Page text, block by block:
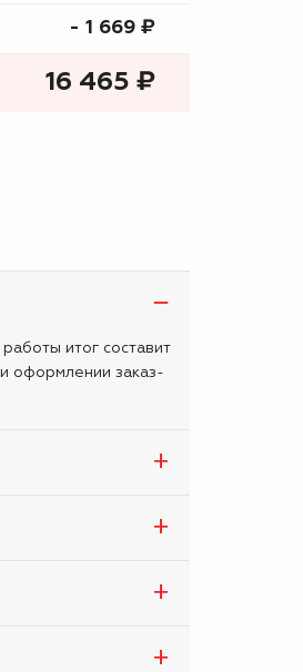
- 1 669 ₷
16 465 ₷
итог составит
оформлении заказ-